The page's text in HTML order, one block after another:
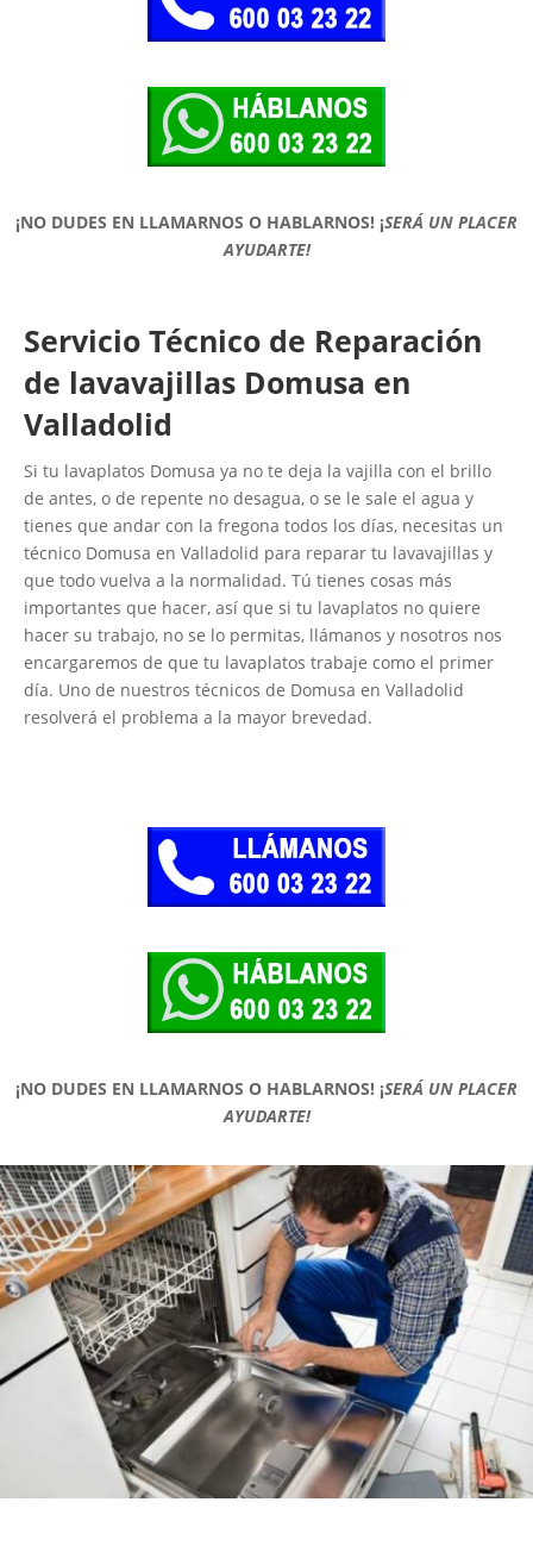
¡NO DUDES EN LLAMARNOS O HABLARNOS! ¡SERÁ UN PLACER
AYUDARTE!
Servicio Técnico de Reparación
de lavavajillas Domusa en
Valladolid
Si tu lavaplatos Domusa ya no te deja la vajilla con el brillo
de antes, o de repente no desagua, o se le sale el agua y
tienes que andar con la fregona todos los días, necesitas un
técnico Domusa en Valladolid para reparar tu lavavajillas y
que todo vuelva a la normalidad. Tú tienes cosas más
importantes que hacer, así que si tu lavaplatos no quiere
hacer su trabajo, no se lo permitas, llámanos y nosotros nos
encargaremos de que tu lavaplatos trabaje como el primer
día. Uno de nuestros técnicos de Domusa en Valladolid
resolverá el problema a la mayor brevedad.
¡NO DUDES EN LLAMARNOS O HABLARNOS! ¡SERÁ UN PLACER
AYUDARTE!